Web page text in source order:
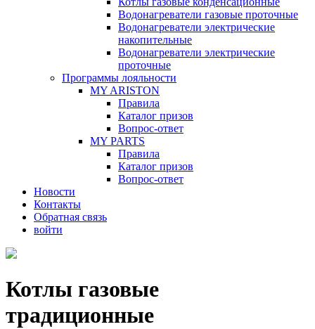
Водонагреватели газовые проточные
Водонагреватели электрические
накопительные
Водонагреватели электрические
проточные
Программы лояльности
MY ARISTON
Правила
Каталог призов
Вопрос-ответ
MY PARTS
Правила
Каталог призов
Вопрос-ответ
Новости
Контакты
Обратная связь
войти
Котлы газовые
традиционные